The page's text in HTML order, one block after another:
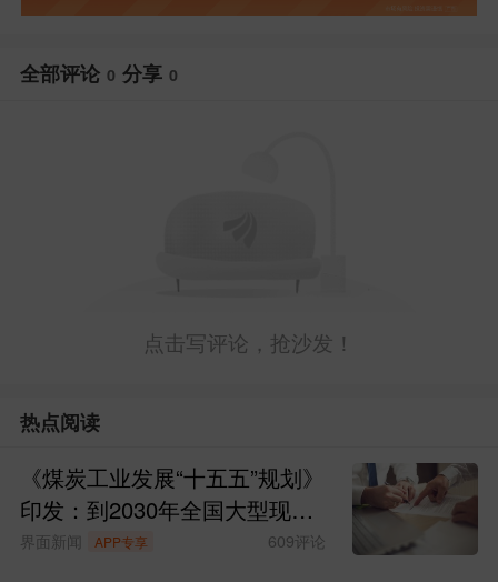
全部评论 0 分享 0
点击写评论，抢沙发！
热点阅读
《煤炭工业发展“十五五”规划》
印发：到2030年全国大型现代
化煤矿产能比重提升至87%
界面新闻 APP专享 609评论